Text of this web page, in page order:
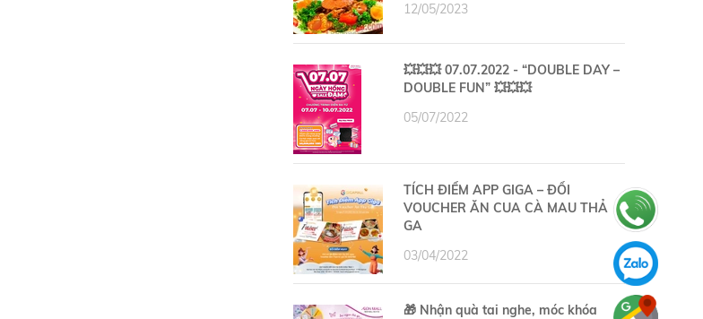
12/05/2023
💥💥💥 07.07.2022 - “DOUBLE DAY –
DOUBLE FUN” 💥💥💥
05/07/2022
TÍCH ĐIỂM APP GIGA – ĐỔI
VOUCHER ĂN CUA CÀ MAU THẢ
GA
03/04/2022
🎁 Nhận quà tai nghe, móc khóa